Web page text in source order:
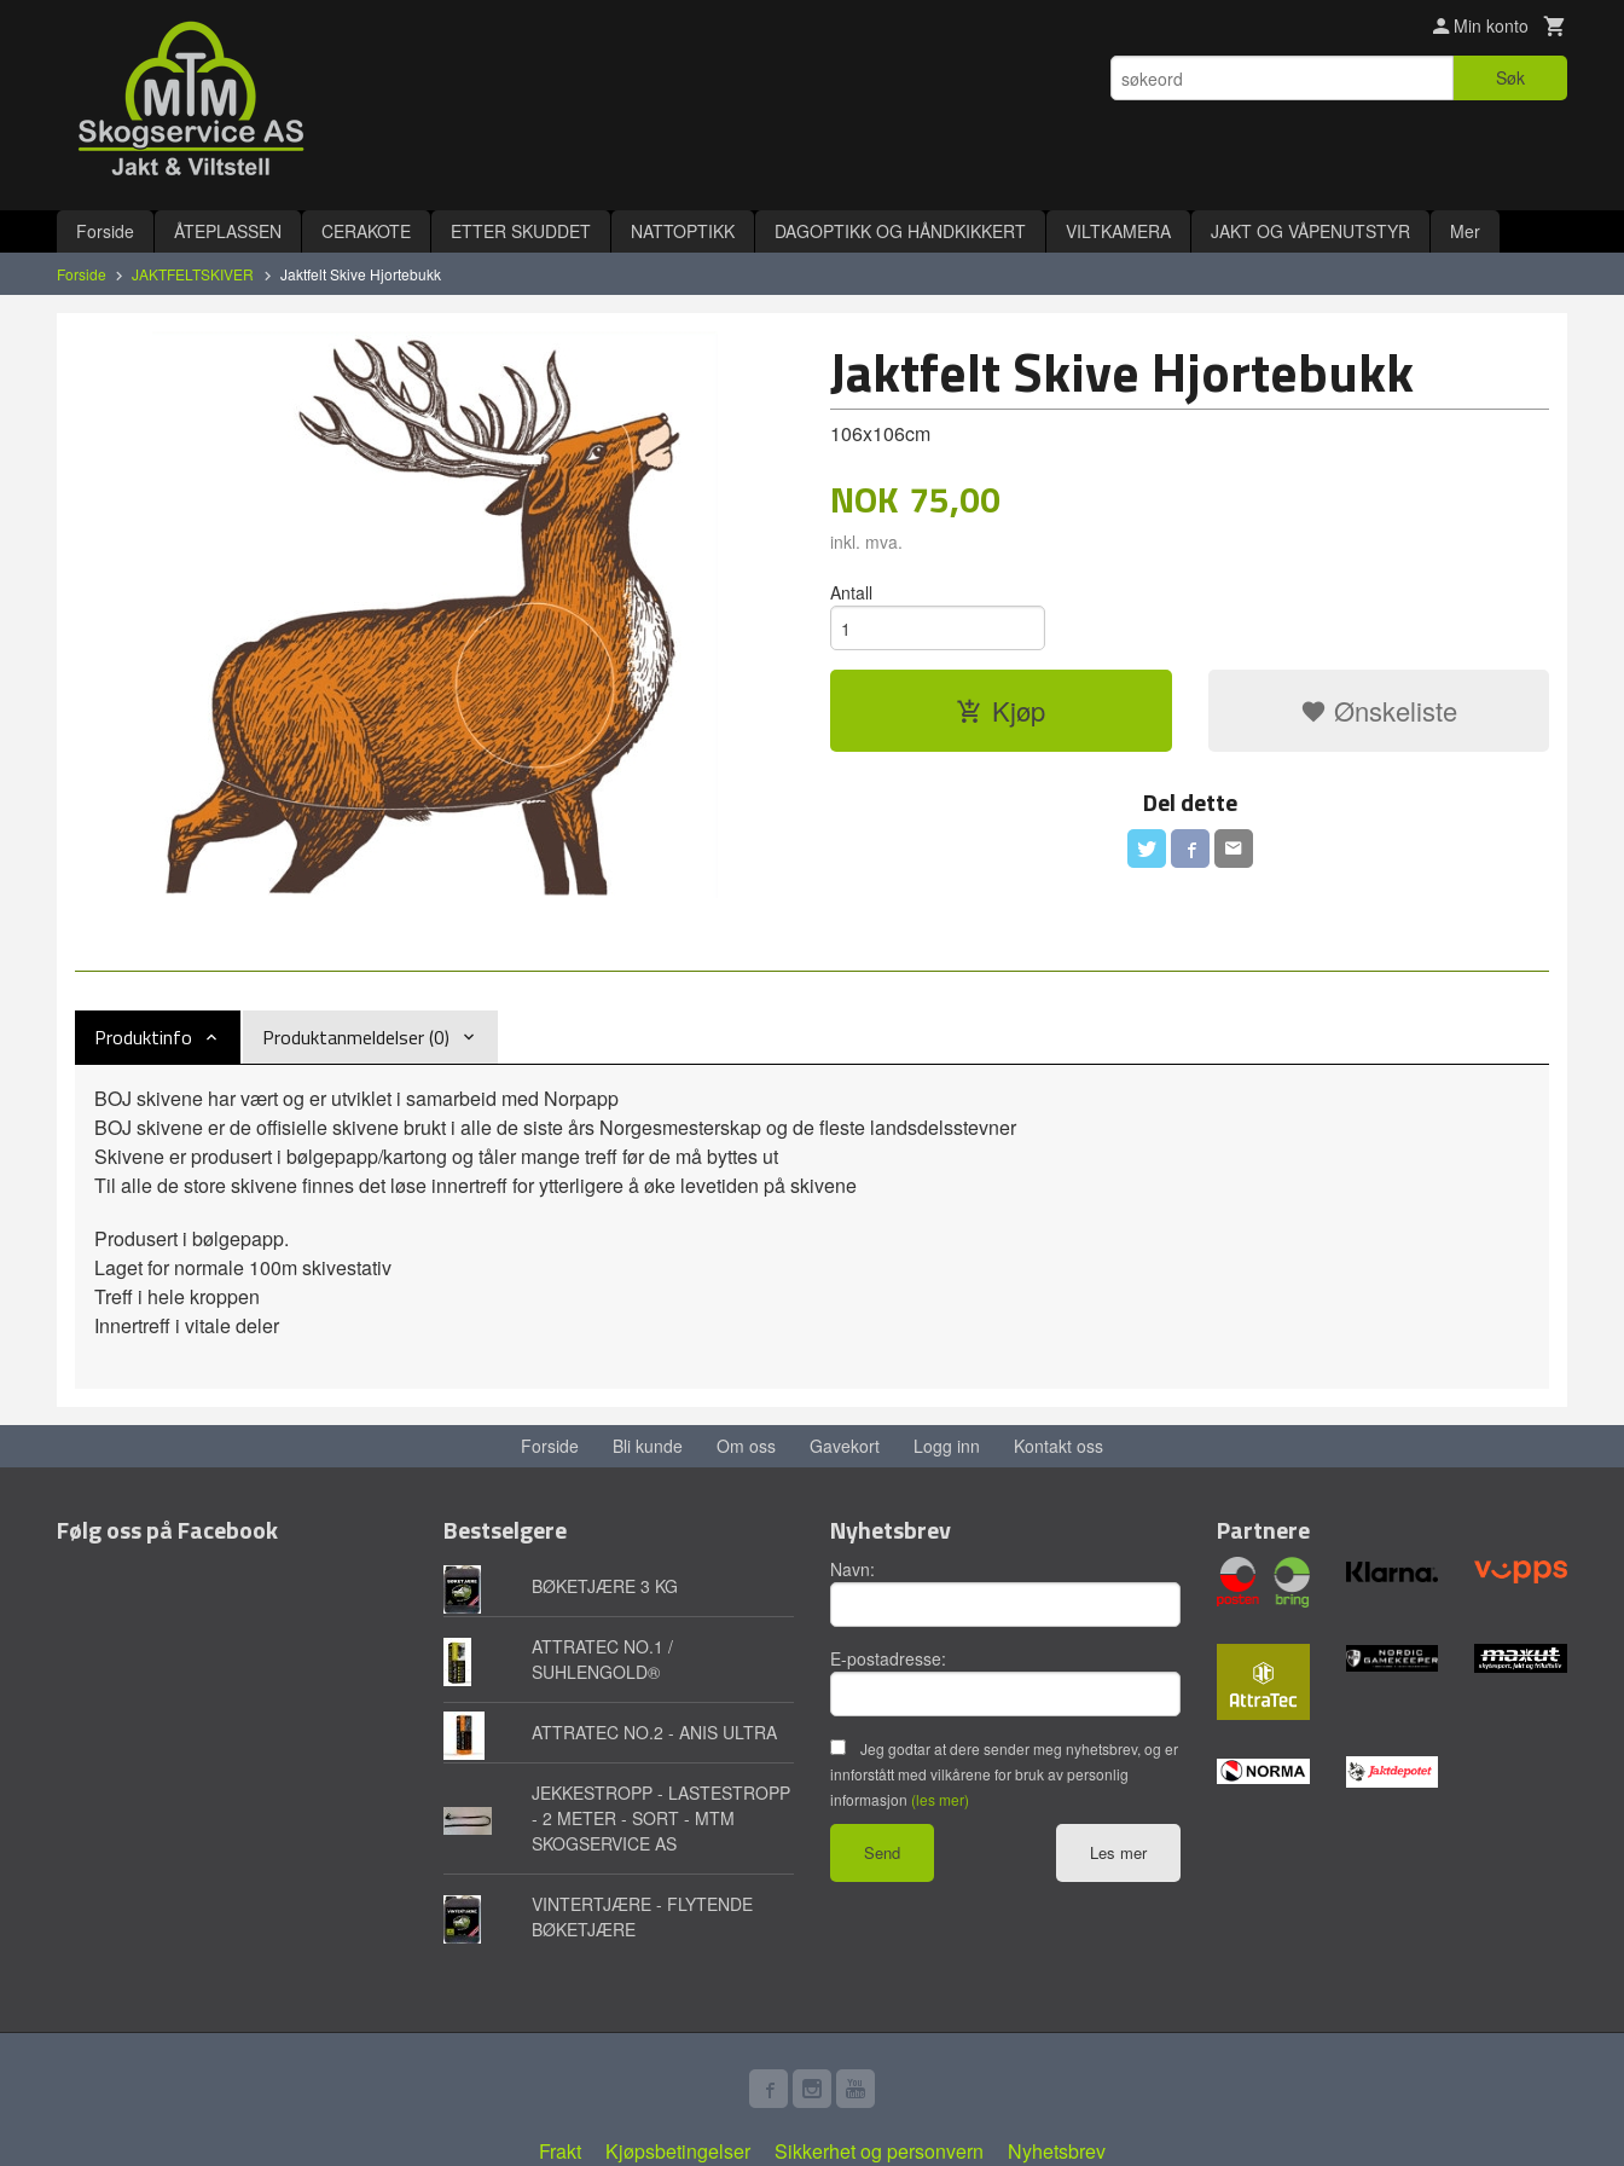
Min konto
Søk
Produkter
Forside ÅTEPLASSEN CERAKOTE ETTER SKUDDET NATTOPTIKK DAGOPTIKK OG HÅNDKIKKERT VILTKAMERA JAKT OG VÅPENUTSTYR Mer
Forside JAKTFELTSKIVER Jaktfelt Skive Hjortebukk
Jaktfelt Skive Hjortebukk
106x106cm
NOK 75,00
inkl. mva.
Antall
Kjøp Ønskeliste
Del dette
Produktinfo Produktanmeldelser (0)
BOJ skivene har vært og er utviklet i samarbeid med Norpapp
BOJ skivene er de offisielle skivene brukt i alle de siste års Norgesmesterskap og de fleste landsdelsstevner
Skivene er produsert i bølgepapp/kartong og tåler mange treff før de må byttes ut
Til alle de store skivene finnes det løse innertreff for ytterligere å øke levetiden på skivene
Produsert i bølgepapp.
Laget for normale 100m skivestativ
Treff i hele kroppen
Innertreff i vitale deler
Forside Bli kunde Om oss Gavekort Logg inn Kontakt oss
Følg oss på Facebook Bestselgere
BØKETJÆRE 3 KG
ATTRATEC NO.1 /
SUHLENGOLD®
ATTRATEC NO.2 - ANIS ULTRA
JEKKESTROPP - LASTESTROPP
- 2 METER - SORT - MTM
SKOGSERVICE AS
VINTERTJÆRE - FLYTENDE
BØKETJÆRE
Nyhetsbrev
Navn:
E-postadresse:
Jeg godtar at dere sender meg nyhetsbrev, og er
innforstått med vilkårene for bruk av personlig
informasjon (les mer)
Les mer
Partnere
Frakt Kjøpsbetingelser Sikkerhet og personvern Nyhetsbrev